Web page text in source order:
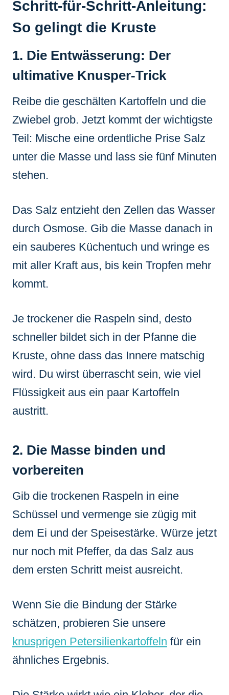
Schritt-für-Schritt-Anleitung:
So gelingt die Kruste
1. Die Entwässerung: Der
ultimative Knusper-Trick
Reibe die geschälten Kartoffeln und die
Zwiebel grob. Jetzt kommt der wichtigste
Teil: Mische eine ordentliche Prise Salz
unter die Masse und lass sie fünf Minuten
stehen.
Das Salz entzieht den Zellen das Wasser
durch Osmose. Gib die Masse danach in
ein sauberes Küchentuch und wringe es
mit aller Kraft aus, bis kein Tropfen mehr
kommt.
Je trockener die Raspeln sind, desto
schneller bildet sich in der Pfanne die
Kruste, ohne dass das Innere matschig
wird. Du wirst überrascht sein, wie viel
Flüssigkeit aus ein paar Kartoffeln
austritt.
2. Die Masse binden und
vorbereiten
Gib die trockenen Raspeln in eine
Schüssel und vermenge sie zügig mit
dem Ei und der Speisestärke. Würze jetzt
nur noch mit Pfeffer, da das Salz aus
dem ersten Schritt meist ausreicht.
Wenn Sie die Bindung der Stärke
schätzen, probieren Sie unsere
knusprigen Petersilienkartoffeln für ein
ähnliches Ergebnis.